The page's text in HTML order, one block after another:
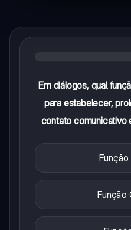
Em diálogos, qual
para estabelecer,
contato comunicativo
Função